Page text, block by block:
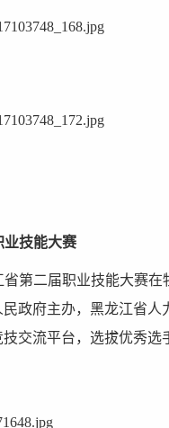
技能大赛
省第二届职业技能大赛
政府主办，黑龙江省
交流平台，选拔优秀选